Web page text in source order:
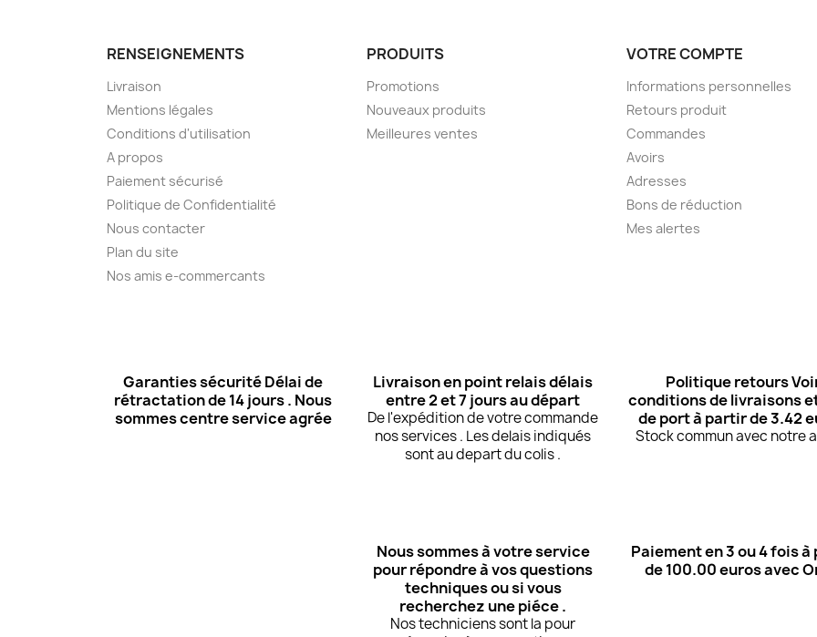
RENSEIGNEMENTS
Livraison
Mentions légales
Conditions d'utilisation
A propos
Paiement sécurisé
Politique de Confidentialité
Nous contacter
Plan du site
Nos amis e-commercants
PRODUITS
Promotions
Nouveaux produits
Meilleures ventes
VOTRE COMPTE
Informations personnelles
Retours produit
Commandes
Avoirs
Adresses
Bons de réduction
Mes alertes
Garanties sécurité Délai de
rétractation de 14 jours . Nous
sommes centre service agrée
Livraison en point relais délais
entre 2 et 7 jours au départ
De l'expédition de votre commande
nos services . Les delais indiqués
sont au depart du colis .
Politique retours
conditions de livraisons
de port à partir de 3.42
Stock commun avec notre
Nous sommes à votre service
pour répondre à vos questions
techniques ou si vous
recherchez une piéce .
Nos techniciens sont la pour
Paiement en 3 ou 4 fois
de 100.00 euros avec